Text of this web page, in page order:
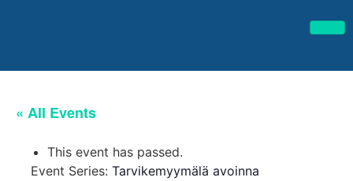
« All Events
This event has passed.
Event Series: Tarvikemyymälä avoinna